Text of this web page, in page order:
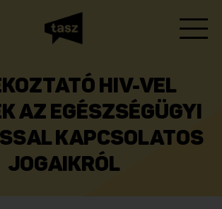
HIV-VEL
AZ EGÉSZSÉGÜGYI
KAPCSOLATOS
JOGAIKRÓL